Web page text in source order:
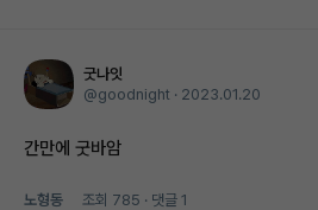
굿나잇
@goodnight · 2023.01.20
간만에 굿바암
노형동 조회 785 · 댓글 1